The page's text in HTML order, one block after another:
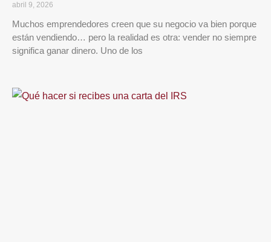
abril 9, 2026
Muchos emprendedores creen que su negocio va bien porque
están vendiendo… pero la realidad es otra: vender no siempre
significa ganar dinero. Uno de los